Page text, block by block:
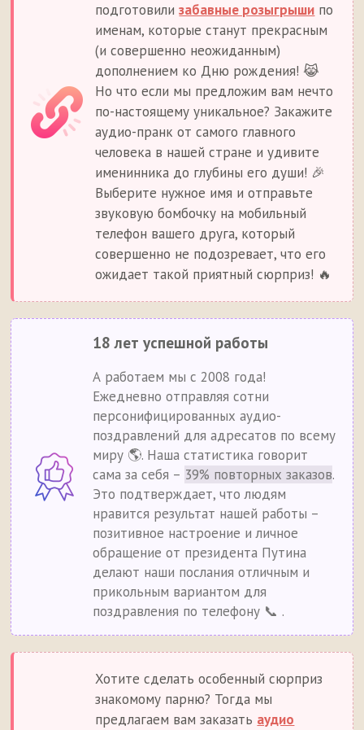
подготовилизабавные розыгрыши по
именам, которые станут прекрасным
(и совершенно неожиданным)
дополнением ко Дню рождения! 😹
Но что если мы предложим вам нечто
по-настоящему уникальное? Закажите
аудио-пранк от самого главного
человека в нашей стране и удивите
именинника до глубины его души! 🎉
Выберите нужное имя и отправьте
звуковую бомбочку на мобильный
телефон вашего друга, который
совершенно не подозревает, что его
ожидает такой приятный сюрприз! 🔥
18 лет успешной работы
А работаем мы с 2008 года!
Ежедневно отправляя сотни
персонифицированных аудио-
поздравлений для адресатов по всему
миру 🌎. Наша статистика говорит
сама за себя – 39% повторных заказов.
Это подтверждает, что людям
нравится результат нашей работы –
позитивное настроение и личное
обращение от президента Путина
делают наши послания отличным и
прикольным вариантом для
поздравления по телефону 📞 .
Хотите сделать особенный сюрприз
знакомому парню? Тогда мы
предлагаем вам заказать аудио